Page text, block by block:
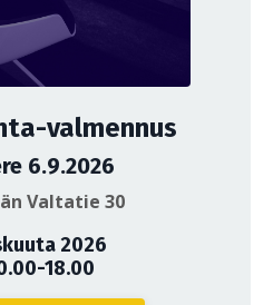
valmennus
6.9.2026
Valtatie 30
2026
18.00